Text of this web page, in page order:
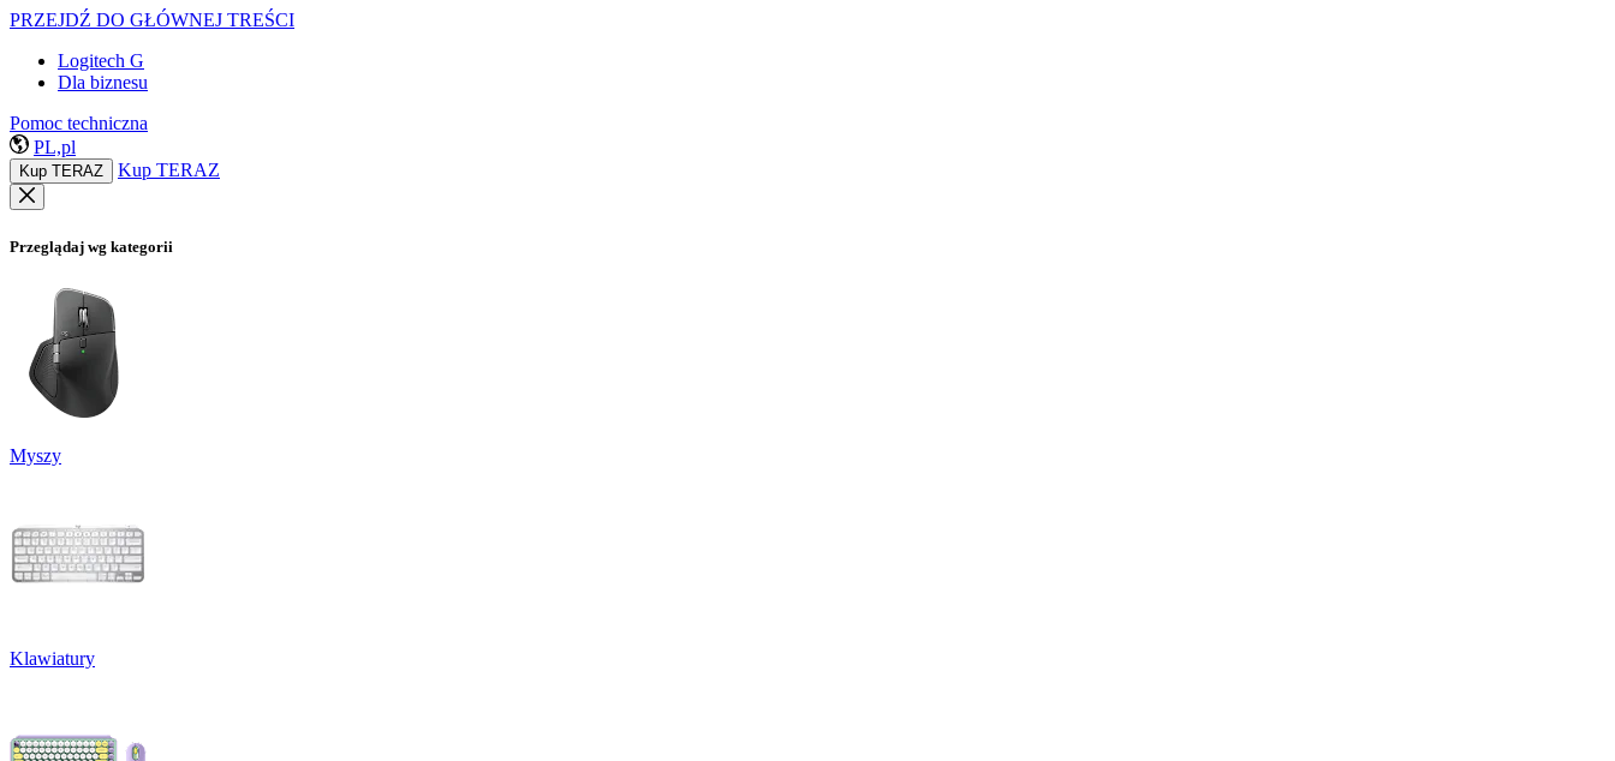
PRZEJDŹ DO GŁÓWNEJ TREŚCI
Logitech G
Dla biznesu
Pomoc techniczna
PL,pl
Kup TERAZ Kup TERAZ
Przeglądaj wg kategorii
Myszy
Klawiatury